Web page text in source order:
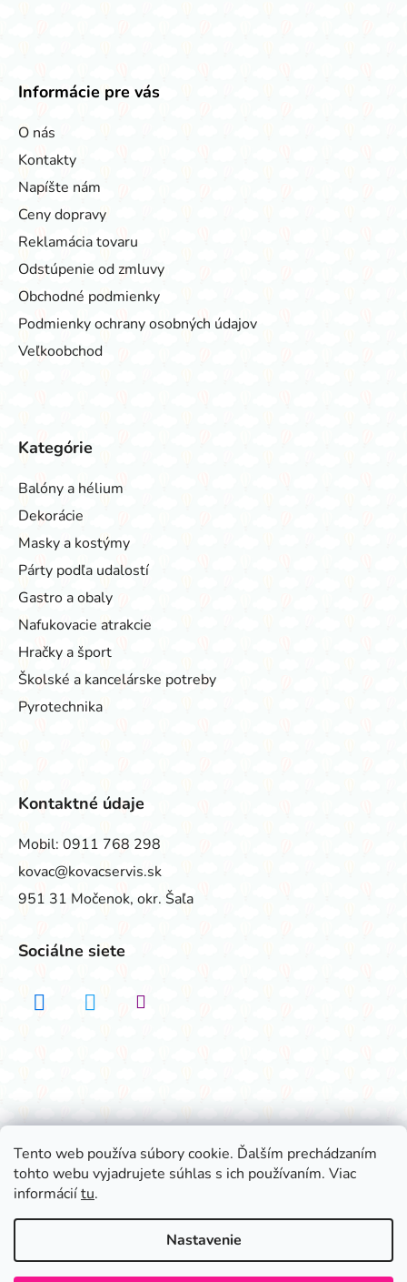
Tento web používa súbory cookie. Ďalším prechádzaním
tohto webu vyjadrujete súhlas s ich používaním. Viac
informáciítu.
Nastavenie
Informácie pre vás
O nás
Kontakty
Napíšte nám
Ceny dopravy
Reklamácia tovaru
Odstúpenie od zmluvy
Obchodné podmienky
Podmienky ochrany osobných údajov
Veľkoobchod
Kategórie
Balóny a hélium
Dekorácie
Masky a kostýmy
Párty podľa udalostí
Gastro a obaly
Nafukovacie atrakcie
Hračky a šport
Školské a kancelárske potreby
Pyrotechnika
Kontaktné údaje
Mobil: 0911 768 298
kovac@kovacservis.sk
951 31 Močenok, okr. Šaľa
Sociálne siete
vyhradené.